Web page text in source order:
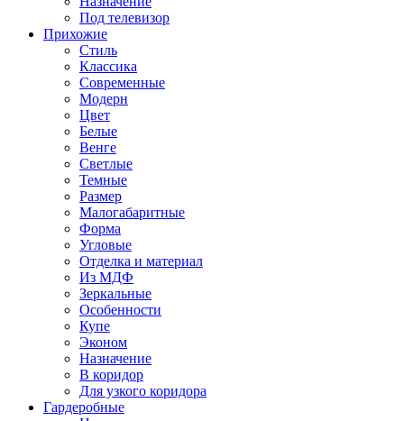
Под телевизор
Прихожие
Стиль
Классика
Современные
Модерн
Цвет
Белые
Венге
Светлые
Темные
Размер
Малогабаритные
Форма
Угловые
Отделка и материал
Из МДФ
Зеркальные
Особенности
Купе
Эконом
Назначение
В коридор
Для узкого коридора
Гардеробные